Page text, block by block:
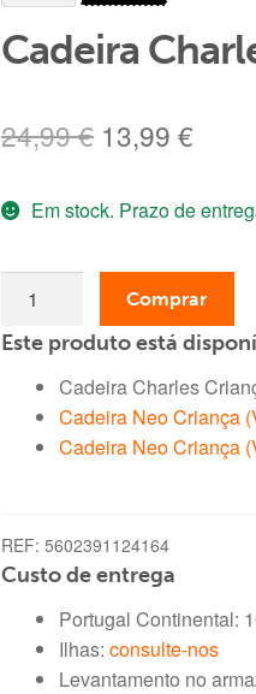
Cadeira
24,99€ O
original
era:
24,99 €.
13,99 €O
atual
é:
13,99
Em stock. Prazo de
Cadeira
Charles
Criança
(Verde)
Comprar
Este produto está
Cadeira Charles
Cadeira Neo Criança
Cadeira Neo Criança
REF: 5602391124164
Custo de entrega
Portugal Continental:
Ilhas: consulte-nos
Levantamento no